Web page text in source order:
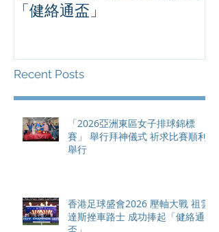
「健絡通盃」
Recent Posts
「2026亞洲東區女子排球錦標
賽」 舉行拜神儀式 祈求比賽順利
舉行
香港足球盛會2026 壓軸大戰 祖雲
達斯挫車路士 成功捧起「健絡通
盃」